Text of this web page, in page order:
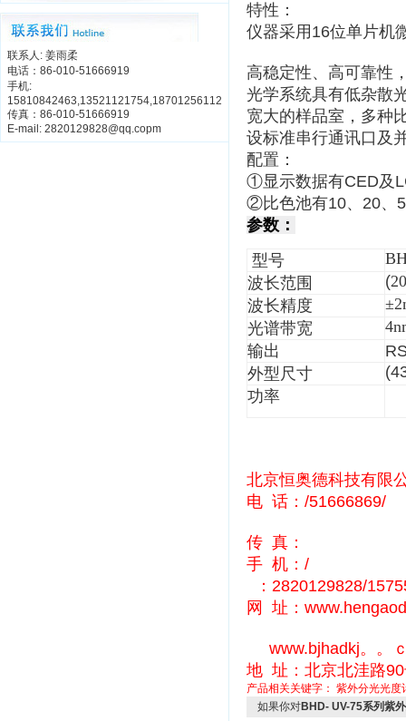
联系人: 姜雨柔
电话：86-010-51666919
手机:
15810842463,13521121754,18701256112
传真：86-010-51666919
E-mail: 2820129828@qq.copm
特性：
仪器采用16位单片机
高稳定性、高可靠性
光学系统具有低杂散
宽大的样品室，多种
设标准串行通讯口及
配置：
①显示数据有CED及
②比色池有10、20、
参数：
型号
波长范围
(
波长精度
光谱带宽
输出
外型尺寸
功率
北京恒奥德科技有限
电 话：/51666869/
传 真：
手 机：/
：2820129828/
网 址：
www.bjhadkj。。
地 址：北京北洼路
产品相关关键字： 紫外分光光度
如果你对BHD- UV-75系列紫